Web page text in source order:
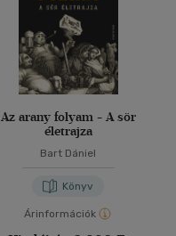
Az arany folyam - A sör
életrajza
Bart Dániel
Könyv
Árinformációk